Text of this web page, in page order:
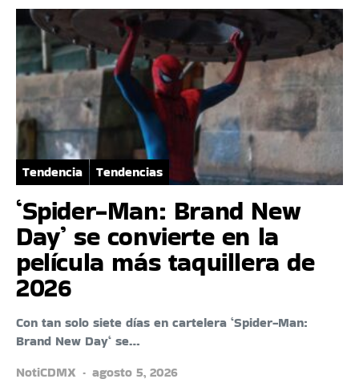
Tendencia Tendencias
‘Spider-Man: Brand New
Day’ se convierte en la
película más taquillera de
2026
Con tan solo siete días en cartelera ‘Spider-Man:
Brand New Day‘ se…
NotiCDMX
agosto 5, 2026